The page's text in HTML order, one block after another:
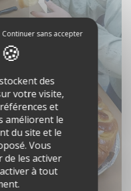
des
votre visite,
et
améliorent le
du site et le
Vous
de les activer
à tout